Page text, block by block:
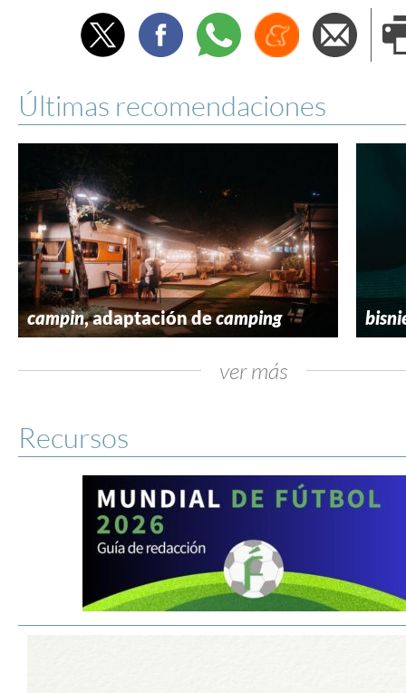
TwitterFacebookWhatsappMenéame
Últimas recomendaciones
campin, adaptación decamping
ver más
Recursos